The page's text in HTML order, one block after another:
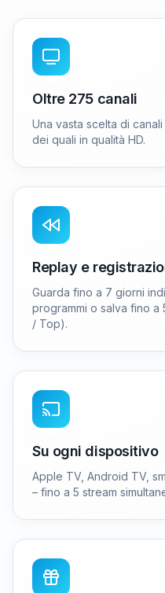
Oltre 275 canali
Una vasta scelta di
dei quali in qualità HD.
Replay e
Guarda fino a 7 giorni
programmi o salva fino a
/ Top).
Su ogni dispositivo
Apple TV, Android TV,
– fino a 5 stream